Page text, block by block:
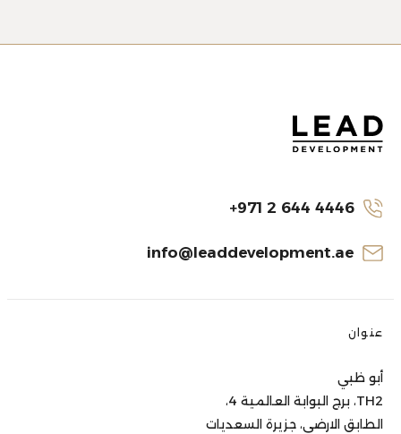
+971 2 644 4446
info@leaddevelopment.ae
عنوان
أبو ظبي
TH2، برج البوابة العالمية 4،
الطابق الارضي، جزيرة السعديات